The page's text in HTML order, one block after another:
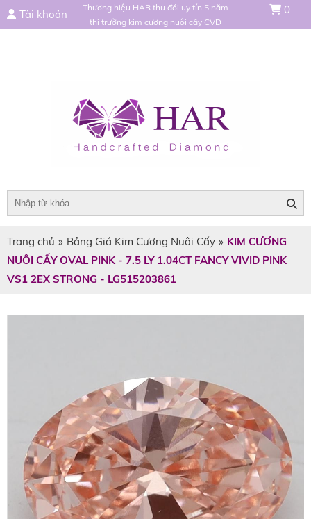
Tài khoản
Thương hiệu HAR thu đổi uy tín 5 năm
thị trường kim cương nuôi cấy CVD
0
Trang chủ » Bảng Giá Kim Cương Nuôi Cấy » KIM CƯƠNG
NUÔI CẤY OVAL PINK - 7.5 LY 1.04CT FANCY VIVID PINK
VS1 2EX STRONG - LG515203861